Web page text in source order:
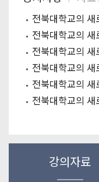
강의자료